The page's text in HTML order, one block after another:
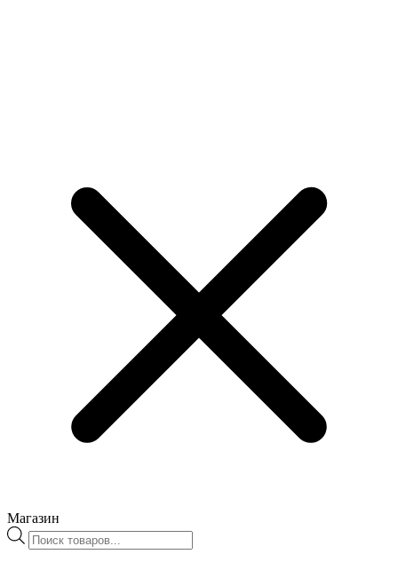
Магазин
Поиск
товаров